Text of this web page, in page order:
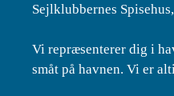
Sejlklubbernes
Vi repræsenterer dig i
småt på havnen. Vi er